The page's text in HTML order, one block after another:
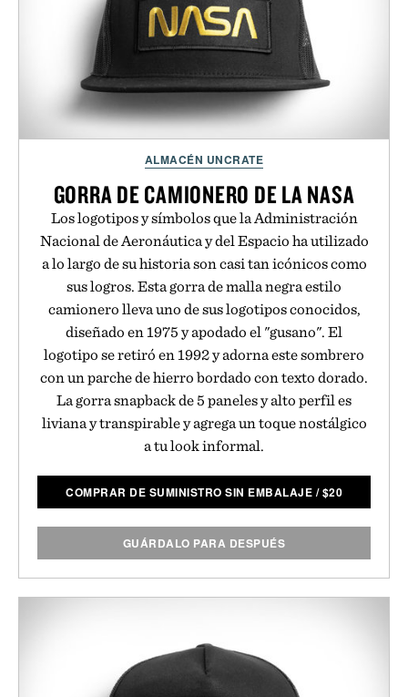
ALMACÉN UNCRATE
GORRA DE CAMIONERO DE LA NASA
Los logotipos y símbolos que la Administración
Nacional de Aeronáutica y del Espacio ha utilizado
a lo largo de su historia son casi tan icónicos como
sus logros. Esta gorra de malla negra estilo
camionero lleva uno de sus logotipos conocidos,
diseñado en 1975 y apodado el "gusano". El
logotipo se retiró en 1992 y adorna este sombrero
con un parche de hierro bordado con texto dorado.
La gorra snapback de 5 paneles y alto perfil es
liviana y transpirable y agrega un toque nostálgico
a tu look informal.
COMPRAR DE SUMINISTRO SIN EMBALAJE /$20
GUÁRDALO PARA DESPUÉS